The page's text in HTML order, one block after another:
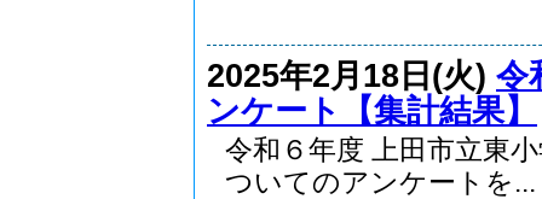
2025年2月18日(火) 令
ンケート【集計結果】
令和６年度 上田市立東
ついてのアンケートを...